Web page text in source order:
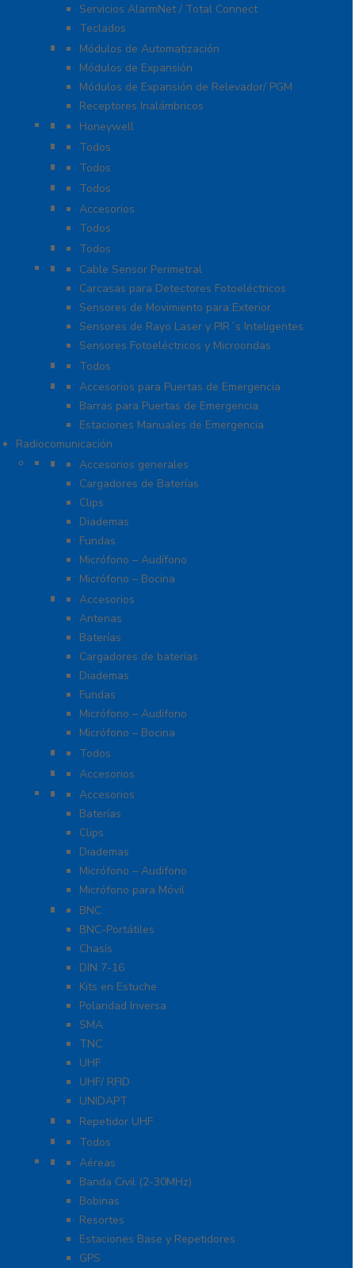
Servicios AlarmNet / Total Connect
Teclados
Módulos de Expansión
Módulos de Automatización
Módulos de Expansión
Módulos de Expansión de Relevador/ PGM
Receptores Inalámbricos
Megafonía y Audioevacuación
Honeywell
Paneles de Alarma
Todos
Protección Contra Sobretensiones
Todos
Videoverificación
Todos
Generadores de Niebla
Accesorios
Todos
Teclados
Todos
Protección Perimetral
Cable Sensor Perimetral
Carcasas para Detectores Fotoeléctricos
Sensores de Movimiento para Exterior
Sensores de Rayo Laser y PIR´s Inteligentes
Sensores Fotoeléctricos y Microondas
Señalamientos
Todos
Sistemas de Emergencia
Accesorios para Puertas de Emergencia
Barras para Puertas de Emergencia
Estaciones Manuales de Emergencia
Radiocomunicación
Accesorios para Hytera (HYT)
Accesorios generales
Cargadores de Baterías
Clips
Diademas
Fundas
Micrófono – Audífono
Micrófono – Bocina
Accesorios para ICOM
Accesorios
Antenas
Baterías
Cargadores de baterías
Diademas
Fundas
Micrófono – Audifono
Micrófono – Bocina
Radios Amateur
Todos
Accesorios para Otras Marcas
Accesorios
Accesorios Para Motorola
Accesorios
Baterías
Clips
Diademas
Micrófono – Audifono
Micrófono para Móvil
Adaptadores
BNC
BNC-Portátiles
Chasís
DIN 7-16
Kits en Estuche
Polaridad Inversa
SMA
TNC
UHF
UHF/ RFID
UNIDAPT
Repetidores para Radiocomunicación
Repetidor UHF
Radio Sobre Celular PoC
Todos
Antenas
Aéreas
Banda Civil (2-30MHz)
Bobinas
Resortes
Estaciones Base y Repetidores
GPS